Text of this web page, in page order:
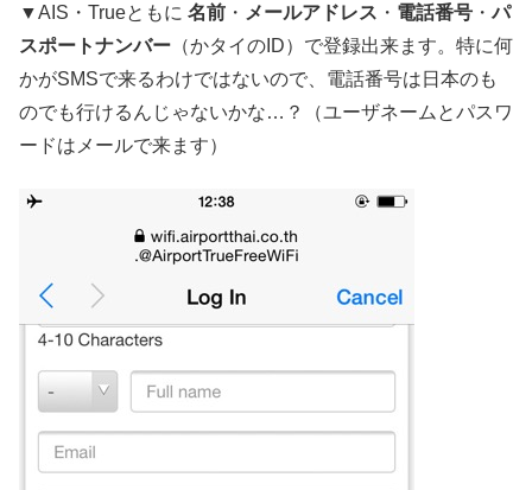
▼AIS・Trueともに 名前 ・ メールアドレス ・ 電話番号 ・パ
スポートナンバー （かタイのID）で登録出来ます。特に何
かがSMSで来るわけではないので、電話番号は日本のも
のでも行けるんじゃないかな…？（ユーザネームとパスワ
ードはメールで来ます）